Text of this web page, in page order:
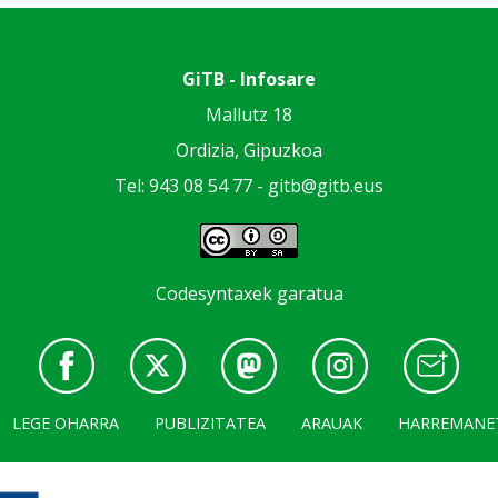
GiTB - Infosare
Mallutz 18
Ordizia, Gipuzkoa
Tel: 943 08 54 77 - gitb@gitb.eus
Codesyntaxek garatua
LEGE OHARRA PUBLIZITATEA ARAUAK